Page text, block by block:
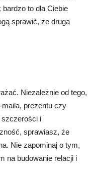
to dla Ciebie
sprawić, że druga
Niezależnie od tego,
prezentu czy
szczerości i
sprawiasz, że
Nie zapominaj o tym,
na budowanie relacji i